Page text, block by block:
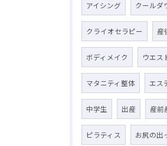
アイシング クールダ
クライオセラピー 産
ボディメイク ウエス
マタニティ整体 エス
中学生 出産 産前
ピラティス お尻の出